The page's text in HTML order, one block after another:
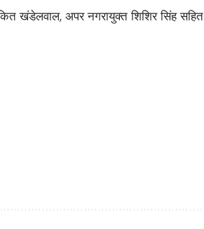
खंडेलवाल, अपर नगरायुक्त शिशिर सिंह सहित